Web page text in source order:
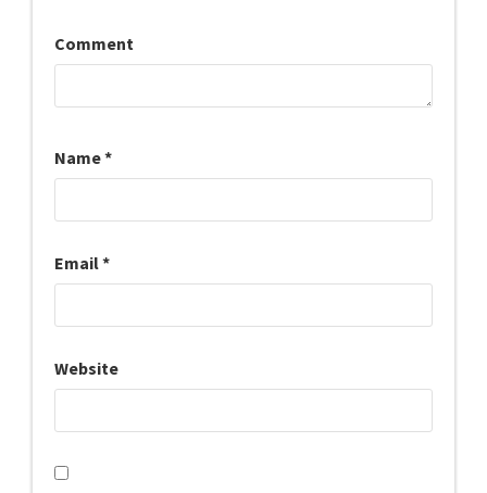
Comment
Name*
Email*
Website